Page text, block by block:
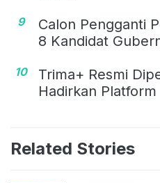
9
Calon Pengganti
8 Kandidat
10
Trima+ Resmi
Hadirkan
Related Stories